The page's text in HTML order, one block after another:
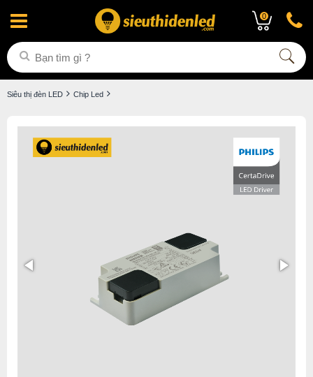
0
Siêu thị đèn LED Chip Led